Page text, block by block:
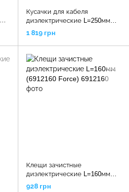
Кусачки для кабеля
диэлектрические L=250мм
(6909250 Force)
1 819 грн
Клещи зачистные
диэлектрические L=160мм
(6912160 Force)
928 грн